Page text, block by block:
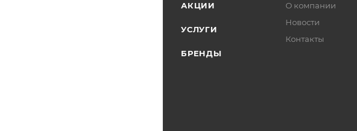
АКЦИИ
УСЛУГИ
БРЕНДЫ
О компании
Новости
Контакты